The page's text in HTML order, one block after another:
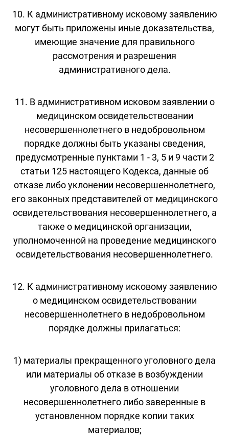
10. К административному исковому заявлению
могут быть приложены иные доказательства,
имеющие значение для правильного
рассмотрения и разрешения
административного дела.
11. В административном исковом заявлении о
медицинском освидетельствовании
несовершеннолетнего в недобровольном
порядке должны быть указаны сведения,
предусмотренные пунктами 1 - 3, 5 и 9 части 2
статьи 125 настоящего Кодекса, данные об
отказе либо уклонении несовершеннолетнего,
его законных представителей от медицинского
освидетельствования несовершеннолетнего, а
также о медицинской организации,
уполномоченной на проведение медицинского
освидетельствования несовершеннолетнего.
12. К административному исковому заявлению
о медицинском освидетельствовании
несовершеннолетнего в недобровольном
порядке должны прилагаться:
1) материалы прекращенного уголовного дела
или материалы об отказе в возбуждении
уголовного дела в отношении
несовершеннолетнего либо заверенные в
установленном порядке копии таких
материалов;